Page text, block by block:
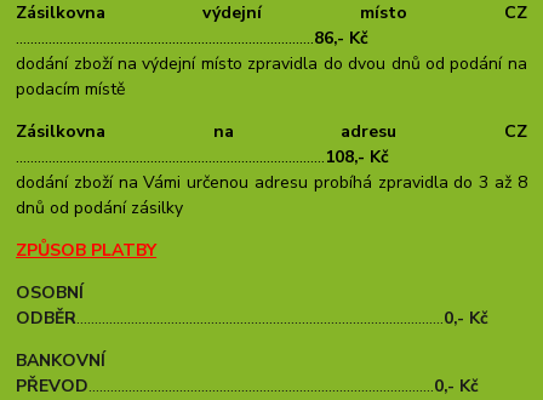
Zásilkovna výdejní místo CZ
..................................................................................86,- Kč
dodání zboží na výdejní místo zpravidla do dvou dnů od podání na
podacím místě
Zásilkovna na adresu CZ
.....................................................................................108,- Kč
dodání zboží na Vámi určenou adresu probíhá zpravidla do 3 až 8
dnů od podání zásilky
ZPŮSOB PLATBY
OSOBNÍ
ODBĚR.....................................................................................................0,- Kč
BANKOVNÍ
PŘEVOD...............................................................................................0,- Kč